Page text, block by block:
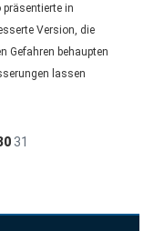
präsentierte in
Version, die
Gefahren behaupten
lassen
31